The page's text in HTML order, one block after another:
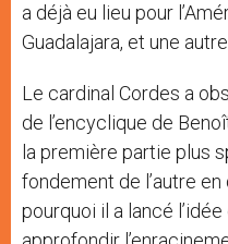
a déjà eu lieu pour
Guadalajara, et une
Le cardinal Cordes a
de l’encyclique de
la première partie plus
fondement de l’autre en
pourquoi il a lancé